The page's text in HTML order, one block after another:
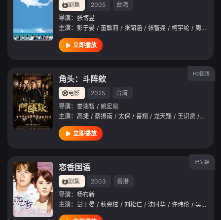
剧集 2005
台湾
导演： 张博昱
主演： 彭于晏 / 董敏莉 / 张韶涵 / 张智尧 / 柯宇纶 / 周文贤
立即播放
HD国语
角头：斗阵欸
电影 2025
台湾
导演： 姜瑞智 / 姚宏易
主演： 高捷 / 蔡振南 / 太保 / 喜翔 / 龙天翔 / 王识贤 / 夏靖庭
立即播放
已完结
恋香国语
剧集 2003
香港
导演： 杨布新
主演： 彭于晏 / 秋瓷炫 / 刘松仁 / 沈时华 / 许玮伦 / 吴建宇